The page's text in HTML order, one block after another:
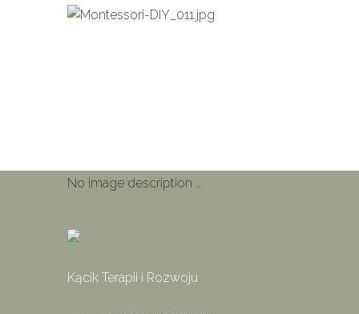
No image description ...
Kącik Terapii i Rozwoju